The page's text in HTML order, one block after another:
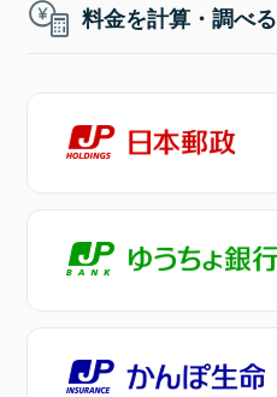
料金を計算・調べる